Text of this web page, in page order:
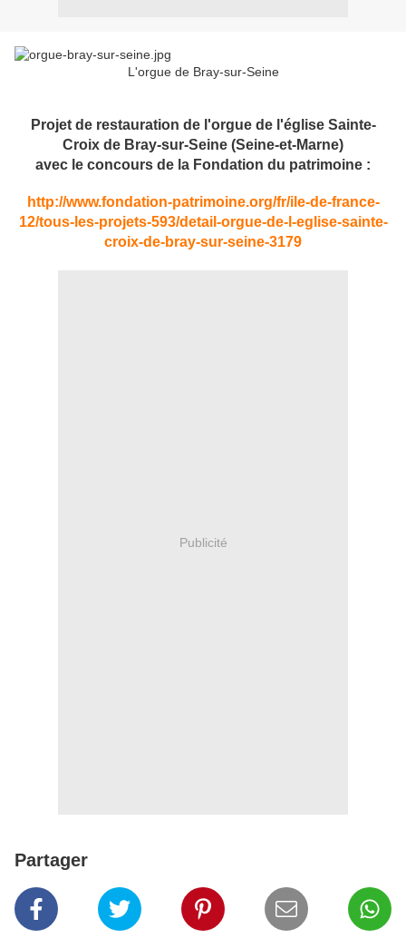
L'orgue de Bray-sur-Seine
Projet de restauration de l'orgue de l'église Sainte-
Croix de Bray-sur-Seine (Seine-et-Marne)
avec le concours de la Fondation du patrimoine :
http://www.fondation-patrimoine.org/fr/ile-de-france-
12/tous-les-projets-593/detail-orgue-de-l-eglise-sainte-
croix-de-bray-sur-seine-3179
Publicité
Partager